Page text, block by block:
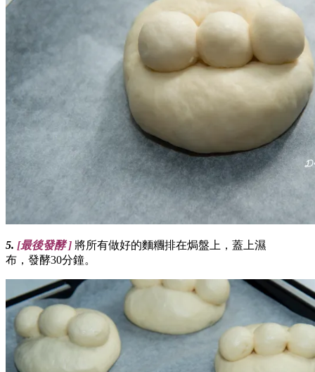
5. [最後發酵] 將所有做好的麵糰排在焗盤上，蓋上濕
布，發酵30分鐘。